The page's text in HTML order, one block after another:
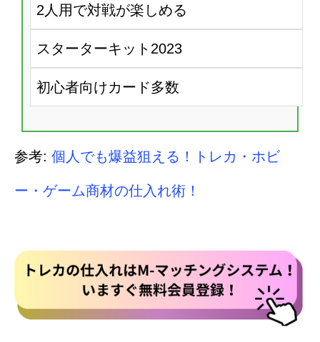
2人用で対戦が楽しめる
スターターキット2023
初心者向けカード多数
参考: 個人でも爆益狙える！トレカ・ホビ
ー・ゲーム商材の仕入れ術！